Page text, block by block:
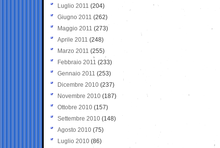
Luglio 2011 (204)
Giugno 2011 (262)
Maggio 2011 (273)
Aprile 2011 (248)
Marzo 2011 (255)
Febbraio 2011 (233)
Gennaio 2011 (253)
Dicembre 2010 (237)
Novembre 2010 (187)
Ottobre 2010 (157)
Settembre 2010 (148)
Agosto 2010 (75)
Luglio 2010 (86)